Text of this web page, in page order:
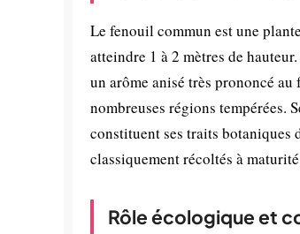
Le fenouil commun est une
atteindre 1 à 2 mètres de
un arôme anisé très prononcé
nombreuses régions tempérées.
constituent ses traits
classiquement récoltés à
Rôle écologique et